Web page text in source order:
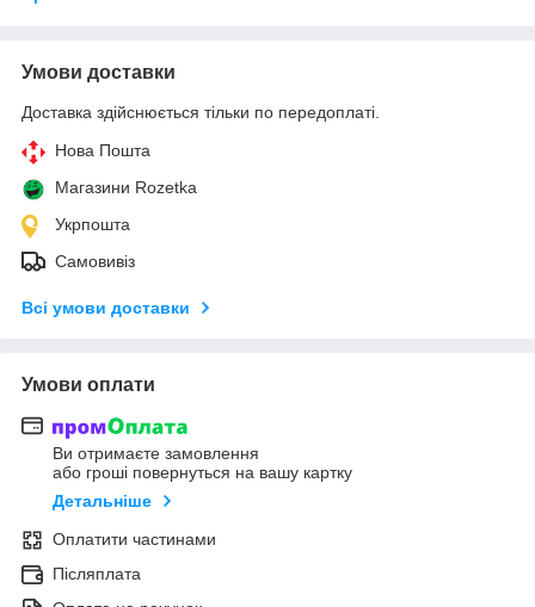
Умови доставки
Доставка здійснюється тільки по передоплаті.
Нова Пошта
Магазини Rozetka
Укрпошта
Самовивіз
Всі умови доставки
Умови оплати
Ви отримаєте замовлення
або гроші повернуться на вашу картку
Детальніше
Оплатити частинами
Післяплата